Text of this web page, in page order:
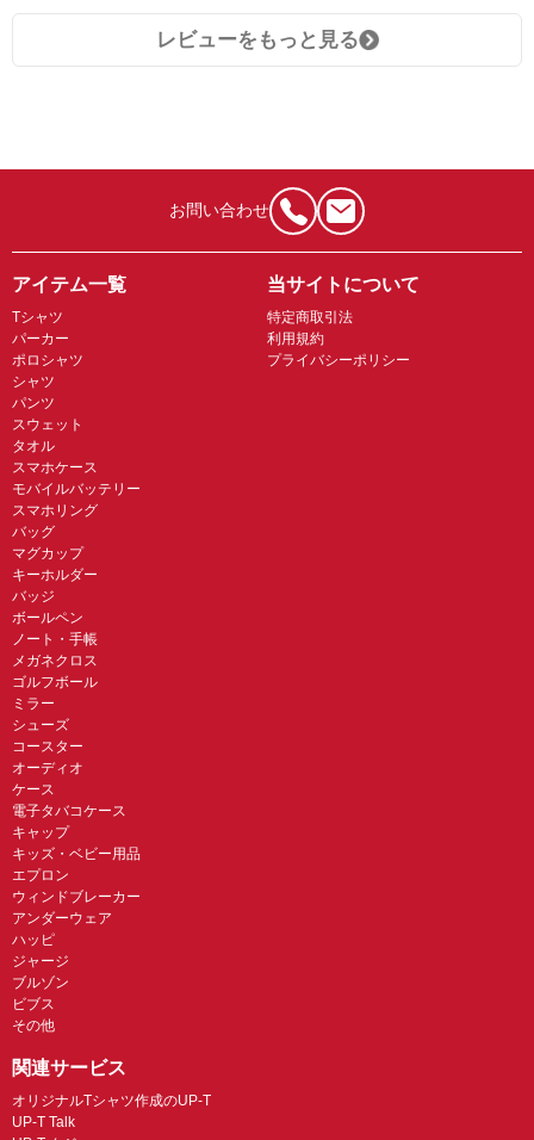
レビューをもっと見る
お問い合わせ
アイテム一覧
Tシャツ
パーカー
ポロシャツ
シャツ
パンツ
スウェット
タオル
スマホケース
モバイルバッテリー
スマホリング
バッグ
マグカップ
キーホルダー
バッジ
ボールペン
ノート・手帳
メガネクロス
ゴルフボール
ミラー
シューズ
コースター
オーディオ
ケース
電子タバコケース
キャップ
キッズ・ベビー用品
エプロン
ウィンドブレーカー
アンダーウェア
ハッピ
ジャージ
ブルゾン
ビブス
その他
当サイトについて
特定商取引法
利用規約
プライバシーポリシー
関連サービス
オリジナルTシャツ作成のUP-T
UP-T Talk